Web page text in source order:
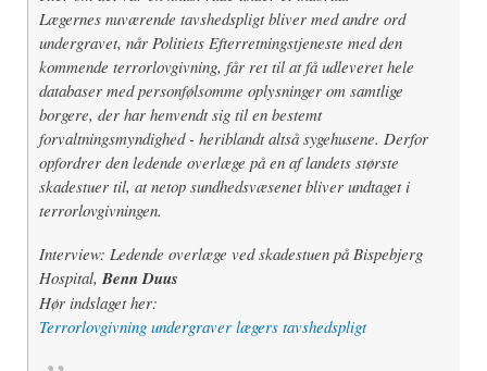
Lægernes nuværende tavshedspligt bliver med andre ord
undergravet, når Politiets Efterretningstjeneste med den
kommende terrorlovgivning, får ret til at få udleveret hele
databaser med personfølsomme oplysninger om samtlige
borgere, der har henvendt sig til en bestemt
forvaltningsmyndighed - heriblandt altså sygehusene. Derfor
opfordrer den ledende overlæge på en af landets største
skadestuer til, at netop sundhedsvæsenet bliver undtaget i
terrorlovgivningen.
Interview: Ledende overlæge ved skadestuen på Bispebjerg
Hospital,Benn Duus
Hør indslaget her:
Terrorlovgivning undergraver lægers tavshedspligt